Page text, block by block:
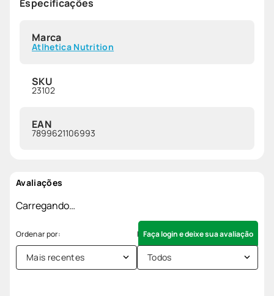
Especificações
Marca
Atlhetica Nutrition
SKU
23102
EAN
7899621106993
Avaliações
Carregando…
Faça login e deixe sua avaliação
Mais recentes Todos